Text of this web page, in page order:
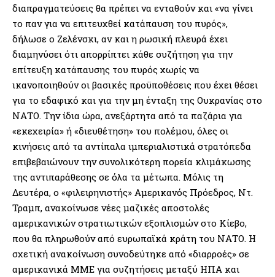
διαπραγματεύσεις θα πρέπει να ενταθούν και «να γίνει
το παν για να επιτευχθεί κατάπαυση του πυρός»,
δήλωσε ο Ζελένσκι, αν και η ρωσική πλευρά έχει
διαμηνύσει ότι απορρίπτει κάθε συζήτηση για την
επίτευξη κατάπαυσης του πυρός χωρίς να
ικανοποιηθούν οι βασικές προϋποθέσεις που έχει θέσει
για το εδαφικό και για την μη ένταξη της Ουκρανίας στο
ΝΑΤΟ. Την ίδια ώρα, ανεξάρτητα από τα παζάρια για
«εκεχειρία» ή «διευθέτηση» του πολέμου, όλες οι
κινήσεις από τα αντίπαλα ιμπεριαλιστικά στρατόπεδα
επιβεβαιώνουν την συνολικότερη πορεία κλιμάκωσης
της αντιπαράθεσης σε όλα τα μέτωπα. Μόλις τη
Δευτέρα, ο «φιλειρηνιστής» Αμερικανός Πρόεδρος, Ντ.
Τραμπ, ανακοίνωσε νέες μαζικές αποστολές
αμερικανικών στρατιωτικών εξοπλισμών στο Κίεβο,
που θα πληρωθούν από ευρωπαϊκά κράτη του ΝΑΤΟ. Η
σχετική ανακοίνωση συνοδεύτηκε από «διαρροές» σε
αμερικανικά ΜΜΕ για συζητήσεις μεταξύ ΗΠΑ και